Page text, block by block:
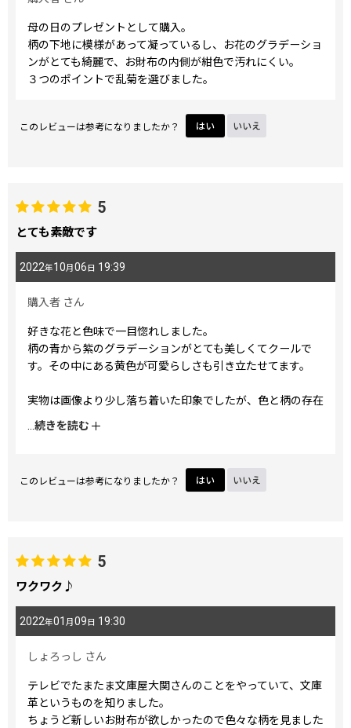
母の日のプレゼントとして購入。
柄の下地に模様があって凝っているし、お花のグラデーショ
ンがとても綺麗で、お財布の内側が紺色で汚れにくい。
３つのポイントで乱菊を選びました。
このレビューは参考になりましたか？ はい いいえ
5
とても素敵です
2022年10月06日 19:39
購入者 さん
好きな花と色味で一目惚れしました。
柄の青から紫のグラデーションがとても美しくてクールで
す。その中にある黄色が可愛らしさも引き立たせてます。
実物は画像より少し落ち着いた印象でしたが、色と柄の存在
感が大きいので満足出来ました。このお財布を鞄から取り出
すたびに見入ってしまいます。
小銭入れのファスナーの取っ手が少し小さいかなと思います
が、全体的に使いやすいので購入して良かったです。
続きを読む
このレビューは参考になりましたか？ はい いいえ
5
ワクワク♪
2022年01 月 09 日 19:30
しょろっし さん
テレビでたまたま文庫屋大関さんのことをやっていて、文庫
革というものを知りました。
ちょうど新しいお財布が欲しかったので色々な柄を見ました